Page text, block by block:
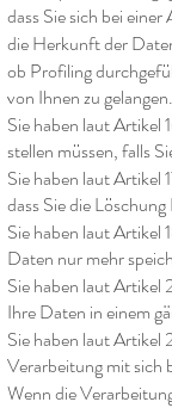
dass Sie sich bei
die Herkunft der
ob Profiling
von Ihnen zu gelangen.
Sie haben laut Artikel
stellen müssen, falls
Sie haben laut Artikel
dass Sie die
Sie haben laut Artikel
Daten nur mehr
Sie haben laut
Ihre Daten in einem
Sie haben laut Artikel
Verarbeitung mit sich
Wenn die